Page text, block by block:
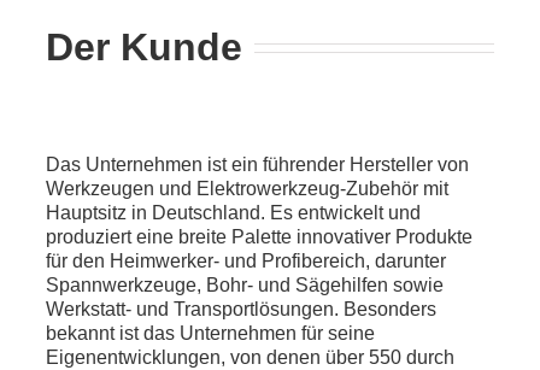
Der Kunde
Das Unternehmen ist ein führender Hersteller von
Werkzeugen und Elektrowerkzeug-Zubehör mit
Hauptsitz in Deutschland. Es entwickelt und
produziert eine breite Palette innovativer Produkte
für den Heimwerker- und Profibereich, darunter
Spannwerkzeuge, Bohr- und Sägehilfen sowie
Werkstatt- und Transportlösungen. Besonders
bekannt ist das Unternehmen für seine
Eigenentwicklungen, von denen über 550 durch